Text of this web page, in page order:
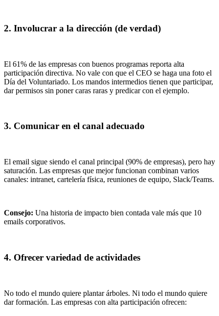
2. Involucrar a la dirección (de verdad)
El 61% de las empresas con buenos programas reporta alta
participación directiva. No vale con que el CEO se haga una foto el
Día del Voluntariado. Los mandos intermedios tienen que participar,
dar permisos sin poner caras raras y predicar con el ejemplo.
3. Comunicar en el canal adecuado
El email sigue siendo el canal principal (90% de empresas), pero hay
saturación. Las empresas que mejor funcionan combinan varios
canales: intranet, cartelería física, reuniones de equipo, Slack/Teams.
Consejo: Una historia de impacto bien contada vale más que 10
emails corporativos.
4. Ofrecer variedad de actividades
No todo el mundo quiere plantar árboles. Ni todo el mundo quiere
dar formación. Las empresas con alta participación ofrecen: